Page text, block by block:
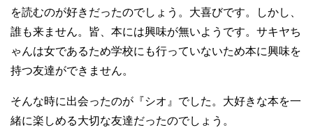
を読むのが好きだったのでしょう。大喜びです。しかし、
誰も来ません。皆、本には興味が無いようです。サキヤち
ゃんは女であるため学校にも行っていないため本に興味を
持つ友達ができません。
そんな時に出会ったのが『シオ』でした。大好きな本を一
緒に楽しめる大切な友達だったのでしょう。